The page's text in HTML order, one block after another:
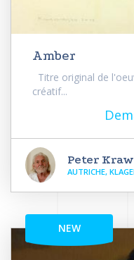
Amber
Titre original de
créatif...
Peter
AUTRICHE,
NEW